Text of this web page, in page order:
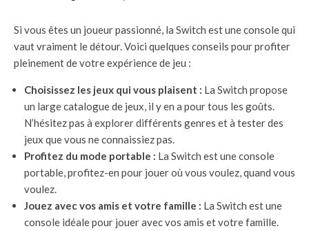
Si vous êtes un joueur passionné, la Switch est une console qui
vaut vraiment le détour. Voici quelques conseils pour profiter
pleinement de votre expérience de jeu :
Choisissez les jeux qui vous plaisent : La Switch propose
un large catalogue de jeux, il y en a pour tous les goûts.
N’hésitez pas à explorer différents genres et à tester des
jeux que vous ne connaissiez pas.
Profitez du mode portable : La Switch est une console
portable, profitez-en pour jouer où vous voulez, quand vous
voulez.
Jouez avec vos amis et votre famille : La Switch est une
console idéale pour jouer avec vos amis et votre famille.